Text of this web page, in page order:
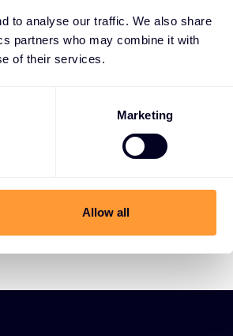
to analyse our traffic. We also share
partners who may combine it with
of their services.
Marketing
Allow all